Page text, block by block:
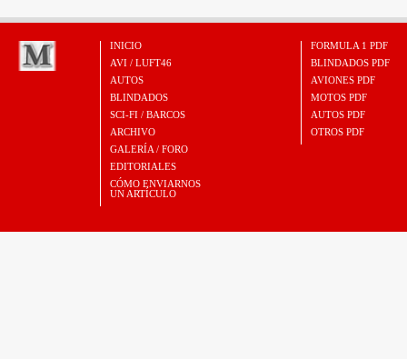
INICIO
AVI / LUFT46
AUTOS
BLINDADOS
SCI-FI / BARCOS
ARCHIVO
GALERÍA / FORO
EDITORIALES
CÓMO ENVIARNOS
UN ARTÍCULO
FORMULA 1 PDF
BLINDADOS PDF
AVIONES PDF
MOTOS PDF
AUTOS PDF
OTROS PDF